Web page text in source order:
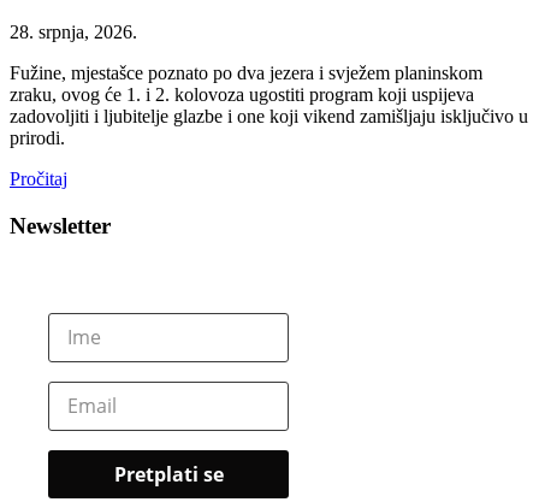
28. srpnja, 2026.
Fužine, mjestašce poznato po dva jezera i svježem planinskom
zraku, ovog će 1. i 2. kolovoza ugostiti program koji uspijeva
zadovoljiti i ljubitelje glazbe i one koji vikend zamišljaju isključivo u
prirodi.
Pročitaj
Newsletter